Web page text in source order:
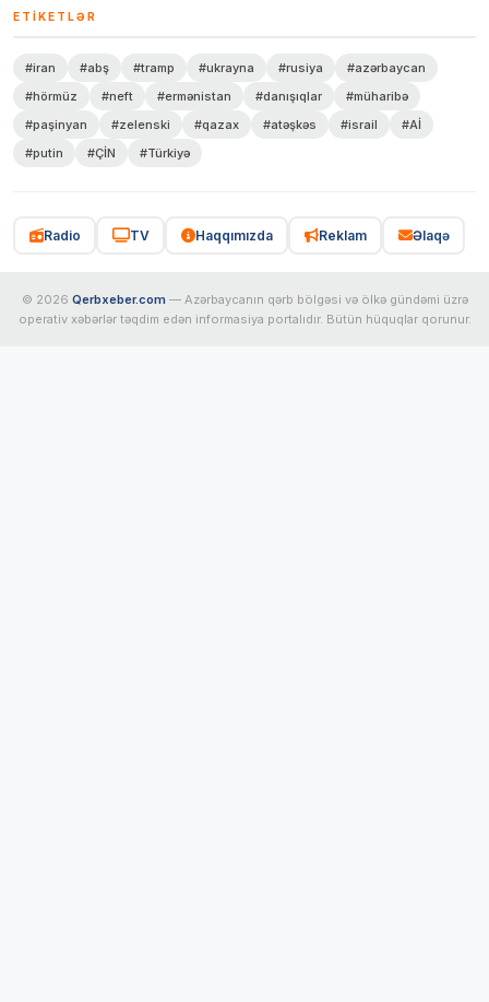
ETIKETLƏR
#iran #abş #tramp #ukrayna #rusiya
#azərbaycan
#hörmüz
#neft #ermənistan #danışıqlar
#müharibə
#paşinyan
#zelenski #qazax #atəşkəs #israil
#Aİ
#putin
#ÇİN #Türkiyə
Radio TV Haqqımızda Reklam Əlaqə
© 2026 Qerbxeber.com — Azərbaycanın qərb bölgəsi və ölkə gündəmi üzrə
operativ xəbərlər təqdim edən informasiya portalıdır. Bütün hüquqlar qorunur.